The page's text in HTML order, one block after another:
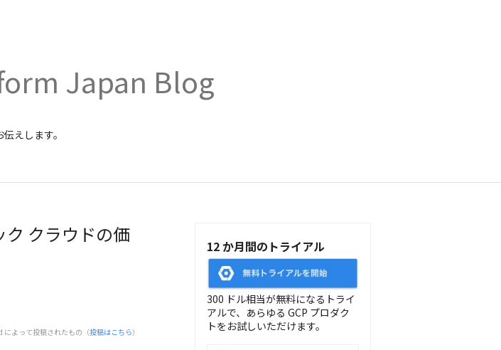
Japan Blog
えします。
クラウドの価
によって投稿されたもの（投稿はこちら）
12 か月間のトライアル
300 ドル相当が無料になるトライ
アルで、あらゆる GCP プロダク
トをお試しいただけます。